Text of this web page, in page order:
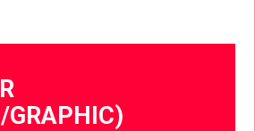
GRAPHIC)